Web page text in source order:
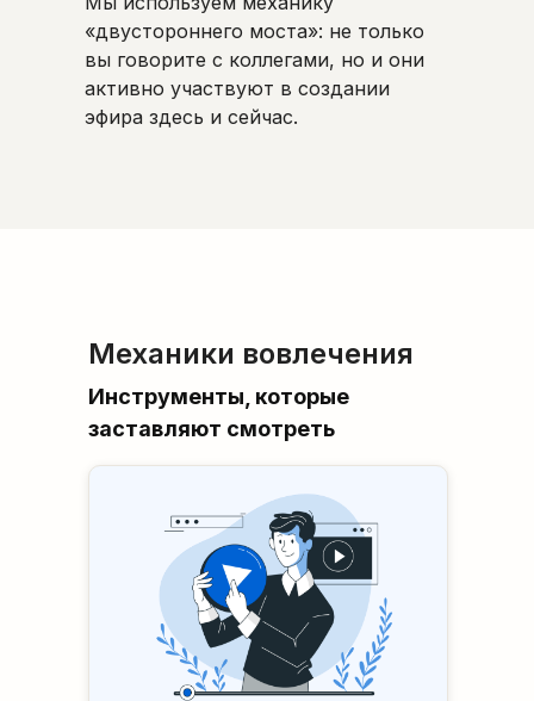
«двустороннего моста»: не только
вы говорите с коллегами, но и они
активно участвуют в создании
эфира здесь и сейчас.
Механики вовлечения
Инструменты, которые
заставляют смотреть